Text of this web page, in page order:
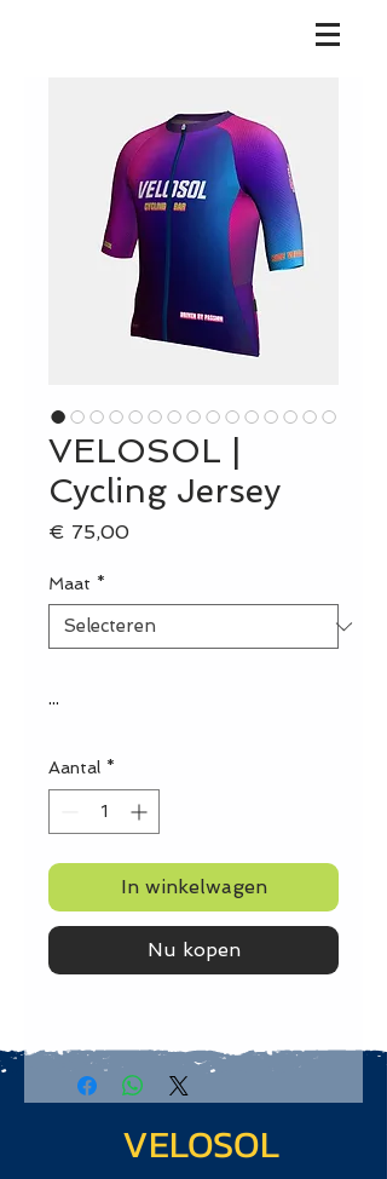
VELOSOL |
Cycling Jersey
€ 75,00Prijs
Maat *
...
Aantal *
In winkelwagen
Nu kopen
VELOSOL